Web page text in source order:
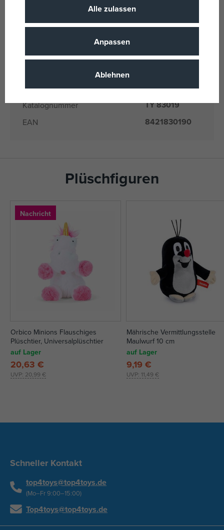
Herkunftsland CN
Liefernummer 83019
Produkte)
Katalognummer TY 83019
EAN 8421830190
Plüschfiguren
Nachricht
Orbico Minions Flauschiges
Plüschtier, Universalplüschtier
auf Lager
UVP: 20,99 €
20,63 €
Mährische Vermittlungsstelle
Maulwurf 10 cm
auf Lager
UVP: 11,49 €
9,19 €
Schneller Kontakt
top4toys@top4toys.de
(Mo–Fr 9:00–15:00)
Top4toys@top4toys.de
Alle zulassen
Anpassen
Ablehnen